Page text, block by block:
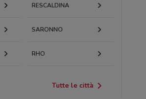
RESCALDINA
SARONNO
RHO
Tutte le città